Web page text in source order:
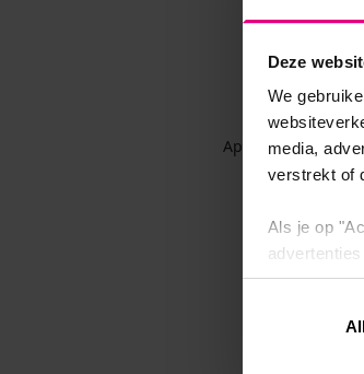
Deze
We
media,
verstrekt of
Als je op
advertenties
Via
Application error: